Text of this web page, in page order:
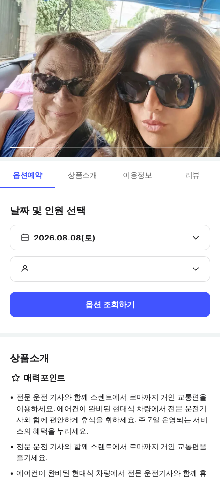
옵션예약 상품소개 이용정보 리뷰
날짜 및 인원 선택
2026.08.08(토)
옵션 조회하기
상품소개
매력포인트
전문 운전 기사와 함께 소렌토에서 로마까지 개인 교통편을
이용하세요. 에어컨이 완비된 현대식 차량에서 전문 운전기
사와 함께 편안하게 휴식을 취하세요. 주 7일 운영되는 서비
스의 혜택을 누리세요.
전문 운전 기사와 함께 소렌토에서 로마까지 개인 교통편을
즐기세요.
에어컨이 완비된 현대식 차량에서 전문 운전기사와 함께 휴